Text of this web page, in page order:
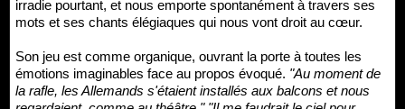
irradie pourtant, et nous emporte spontanément à travers ses
mots et ses chants élégiaques qui nous vont droit au cœur.
Son jeu est comme organique, ouvrant la porte à toutes les
émotions imaginables face au propos évoqué. "Au moment de
la rafle, les Allemands s'étaient installés aux balcons et nous